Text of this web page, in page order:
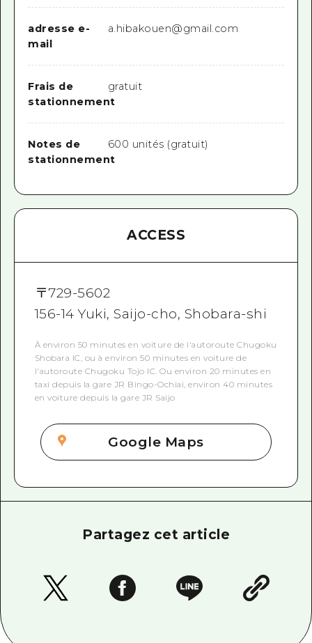
adresse e-
mail
a.hibakouen@gmail.com
Frais de
stationnement
gratuit
Notes de
stationnement
600 unités (gratuit)
ACCESS
〒729-5602
156-14 Yuki, Saijo-cho, Shobara-shi
À environ 50 minutes en voiture de l'autoroute Chugoku
Shobara IC, ou à environ 50 minutes en voiture de
l'autoroute Chugoku Tojo IC. Ou environ 20 minutes en
taxi depuis la gare JR Bingo-Ochiai, environ 40 minutes
en voiture depuis la gare JR Saijo
Google Maps
Partagez cet article